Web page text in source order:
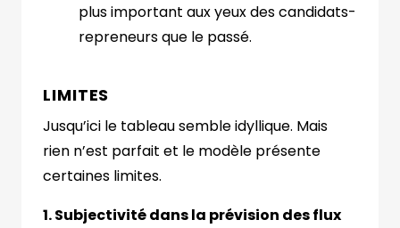
plus important aux yeux des candidats-
repreneurs que le passé.
LIMITES
Jusqu’ici le tableau semble idyllique. Mais
rien n’est parfait et le modèle présente
certaines limites.
1. Subjectivité dans la prévision des flux